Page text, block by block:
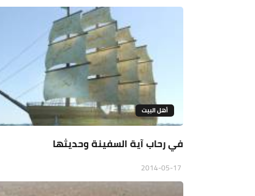
أهل البيت
في رحاب آية السفينة وحديثها